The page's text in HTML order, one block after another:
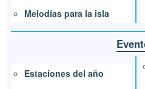
Melodías para la isla
Estaciones del año